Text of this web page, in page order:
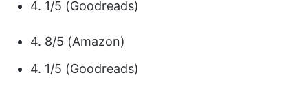
4. 1/5 (Goodreads)
4. 8/5 (Amazon)
4. 1/5 (Goodreads)